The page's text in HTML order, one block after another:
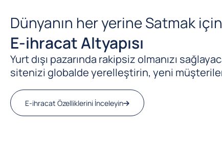
Dünyanın her yerine Satmak için
E-ihracat Altyapısı
Yurt dışı pazarında rakipsiz olmanızı
sitenizi globalde yerelleştirin, yeni müşteriler
E-ihracat Özelliklerini İnceleyin